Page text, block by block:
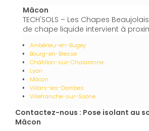
Mâcon
TECH'SOLS – Les Chapes
de chape liquide intervient à
Ambérieu-en-Bugey
Bourg-en-Bresse
Châtillon-sur-Chalaronne
Lyon
Mâcon
Villars-les-Dombes
Villefranche-sur-Saône
Contactez-nous : Pose isolant au
Mâcon